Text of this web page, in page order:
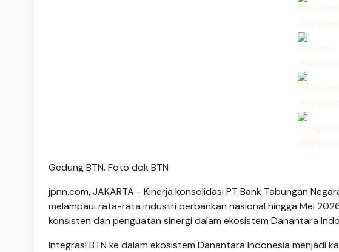
Gedung BTN. Foto dok BTN
jpnn.com, JAKARTA - Kinerja konsolidasi PT Bank Tabungan
melampaui rata-rata industri perbankan nasional hingga Mei
konsisten dan penguatan sinergi dalam ekosistem Danantara
Integrasi BTN ke dalam ekosistem Danantara Indonesia menjadi